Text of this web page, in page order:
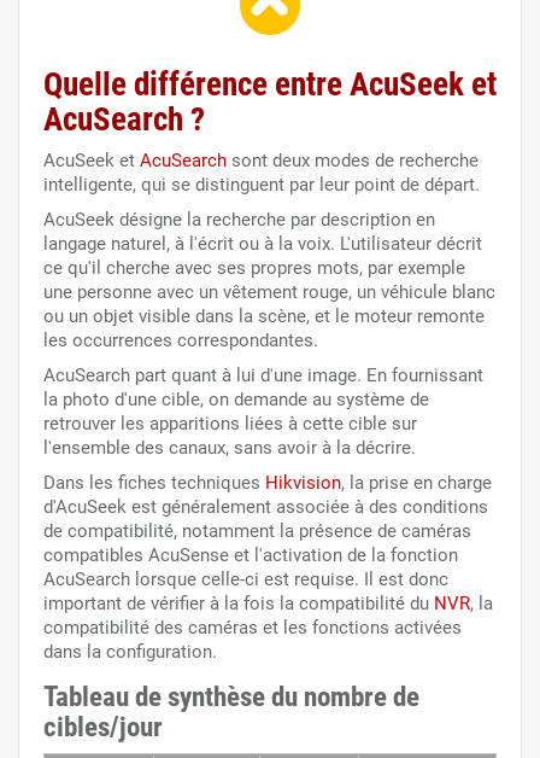
Quelle différence entre AcuSeek et
AcuSearch ?
AcuSeek et AcuSearch sont deux modes de recherche
intelligente, qui se distinguent par leur point de départ.
AcuSeek désigne la recherche par description en
langage naturel, à l'écrit ou à la voix. L'utilisateur décrit
ce qu'il cherche avec ses propres mots, par exemple
une personne avec un vêtement rouge, un véhicule blanc
ou un objet visible dans la scène, et le moteur remonte
les occurrences correspondantes.
AcuSearch part quant à lui d'une image. En fournissant
la photo d'une cible, on demande au système de
retrouver les apparitions liées à cette cible sur
l'ensemble des canaux, sans avoir à la décrire.
Dans les fiches techniques Hikvision, la prise en charge
d'AcuSeek est généralement associée à des conditions
de compatibilité, notamment la présence de caméras
compatibles AcuSense et l'activation de la fonction
AcuSearch lorsque celle-ci est requise. Il est donc
important de vérifier à la fois la compatibilité du NVR, la
compatibilité des caméras et les fonctions activées
dans la configuration.
Tableau de synthèse du nombre de
cibles/jour